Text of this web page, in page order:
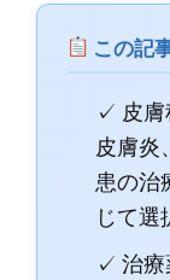
この記
✓ 皮膚
皮膚炎
患の治
じて選
✓ 治療